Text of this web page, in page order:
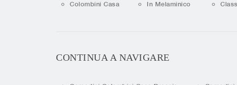
Colombini Casa In Melaminico
CONTINUA A NAVIGARE